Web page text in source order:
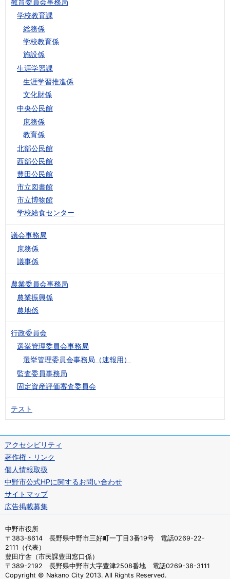
教育委員会事務局
学校教育課
総務係
学校教育係
施設係
生涯学習課
生涯学習推進係
文化財係
中央公民館
庶務係
教育係
北部公民館
西部公民館
豊田公民館
市立図書館
市立博物館
学校給食センター
議会事務局
庶務係
議事係
農業委員会事務局
農業振興係
農地係
行政委員会
選挙管理委員会事務局
選挙管理委員会事務局（速報用）
監査委員事務局
固定資産評価審査委員会
テスト
アクセシビリティ
著作権・リンク
個人情報取扱
中野市公式HPに関するお問い合わせ
サイトマップ
広告掲載募集
中野市役所
〒383-8614 長野県中野市三好町一丁目3番19号 電話0269-22-
2111（代表）
豊田庁舎（市民課豊田窓口係）
〒389-2192 長野県中野市大字豊津2508番地 電話0269-38-3111
Copyright © Nakano City 2013. All Rights Reserved.